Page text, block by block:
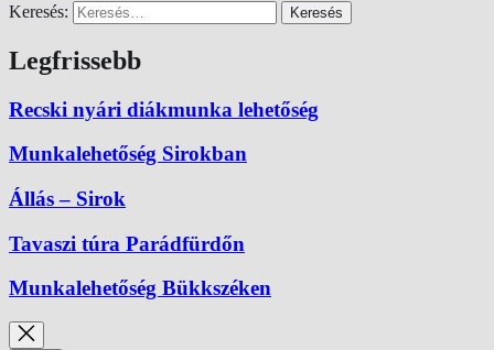
Keresés:
Legfrissebb
Recski nyári diákmunka lehetőség
Munkalehetőség Sirokban
Állás – Sirok
Tavaszi túra Parádfürdőn
Munkalehetőség Bükkszéken